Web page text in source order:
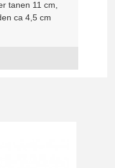
tanen 11 cm,
ca 4,5 cm